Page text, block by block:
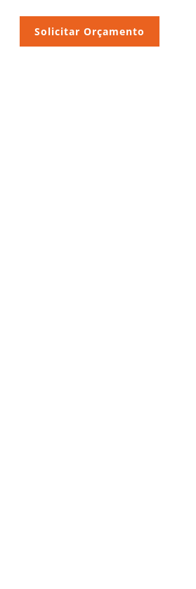
Solicitar Orçamento